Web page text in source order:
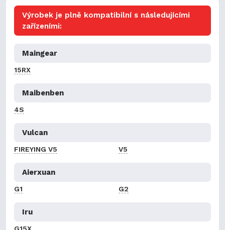
Výrobek je plně kompatibilní s následujícími
zařízeními:
Maingear
15RX
Maibenben
4S
Vulcan
FIREYING V5 V5
Aierxuan
G1 G2
Iru